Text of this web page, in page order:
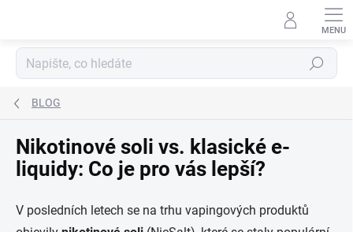
Hledat
BLOG
Nikotinové soli vs. klasické e-
liquidy: Co je pro vás lepší?
V posledních letech se na trhu vapingových produktů